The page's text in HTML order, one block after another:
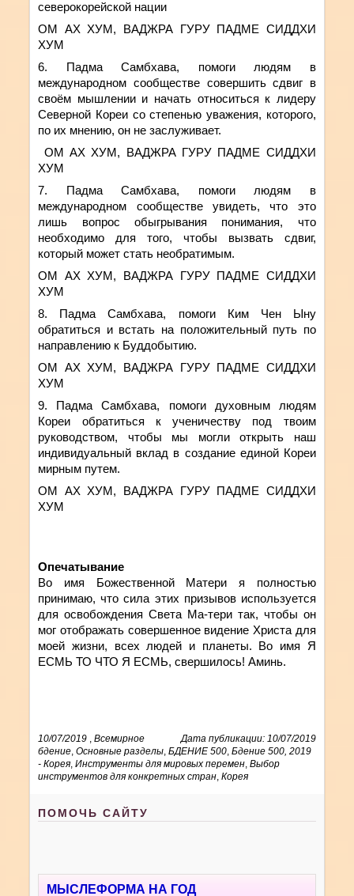
северокорейской нации
ОМ АХ ХУМ, ВАДЖРА ГУРУ ПАДМЕ СИДДХИ
ХУМ
6. Падма Самбхава, помоги людям в
международном сообществе совершить сдвиг в
своём мышлении и начать относиться к лидеру
Северной Кореи со степенью уважения, которого,
по их мнению, он не заслуживает.
ОМ АХ ХУМ, ВАДЖРА ГУРУ ПАДМЕ СИДДХИ
ХУМ
7. Падма Самбхава, помоги людям в
международном сообществе увидеть, что это
лишь вопрос обыгрывания понимания, что
необходимо для того, чтобы вызвать сдвиг,
который может стать необратимым.
ОМ АХ ХУМ, ВАДЖРА ГУРУ ПАДМЕ СИДДХИ
ХУМ
8. Падма Самбхава, помоги Ким Чен Ыну
обратиться и встать на положительный путь по
направлению к Буддобытию.
ОМ АХ ХУМ, ВАДЖРА ГУРУ ПАДМЕ СИДДХИ
ХУМ
9. Падма Самбхава, помоги духовным людям
Кореи обратиться к ученичеству под твоим
руководством, чтобы мы могли открыть наш
индивидуальный вклад в создание единой Кореи
мирным путем.
ОМ АХ ХУМ, ВАДЖРА ГУРУ ПАДМЕ СИДДХИ
ХУМ
Опечатывание
Во имя Божественной Матери я полностью
принимаю, что сила этих призывов используется
для освобождения Света Ма-тери так, чтобы он
мог отображать совершенное видение Христа для
моей жизни, всех людей и планеты. Во имя Я
ЕСМЬ ТО ЧТО Я ЕСМЬ, свершилось! Аминь.
10/07/2019 Дата публикации: 10/07/2019
,Всемирное
бдение ,Основные разделы ,БДЕНИЕ 500 ,Бдение 500, 2019
- Корея ,Инструменты для мировых перемен ,Выбор
инструментов для конкретных стран ,Корея
ПОМОЧЬ САЙТУ
МЫСЛЕФОРМА НА ГОД